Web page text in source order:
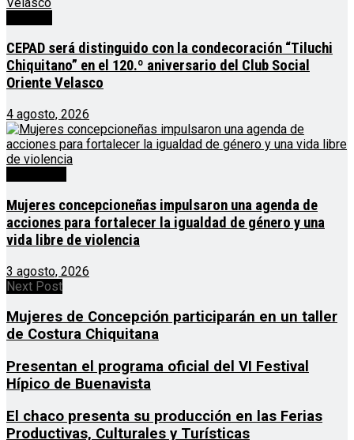
CEPAD será distinguido con la condecoración “Tiluchi
Chiquitano” en el 120.º aniversario del Club Social
Oriente Velasco
4 agosto, 2026
Mujeres concepcioneñas impulsaron una agenda de
acciones para fortalecer la igualdad de género y una
vida libre de violencia
3 agosto, 2026
Next Post
Mujeres de Concepción participarán en un taller
de Costura Chiquitana
Presentan el programa oficial del VI Festival
Hípico de Buenavista
El chaco presenta su producción en las Ferias
Productivas, Culturales y Turísticas